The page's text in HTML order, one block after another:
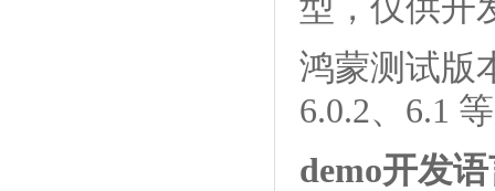
型，仅供开
鸿蒙测试版
6.0.2、6.1
demo开发